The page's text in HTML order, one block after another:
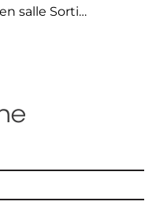
salle Sorti…